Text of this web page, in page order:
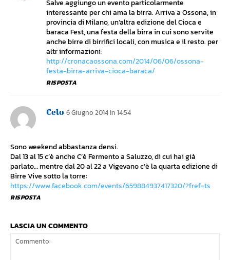
Salve aggiungo un evento particolarmente
interessante per chi ama la birra. Arriva a Ossona, in
provincia di Milano, un’altra edizione del Cioca e
baraca Fest, una festa della birra in cui sono servite
anche birre di birrifici locali, con musica e il resto. per
altr informazioni:
http://cronacaossona.com/2014/06/06/ossona-
festa-birra-arriva-cioca-baraca/
RISPOSTA
Celo 6 Giugno 2014 In 14:54
Sono weekend abbastanza densi.
Dal 13 al 15 c’è anche C’è Fermento a Saluzzo, di cui hai già
parlato… mentre dal 20 al 22 a Vigevano c’è la quarta edizione di
Birre Vive sotto la torre:
https://www.facebook.com/events/659884937417320/?fref=ts
RISPOSTA
LASCIA UN COMMENTO